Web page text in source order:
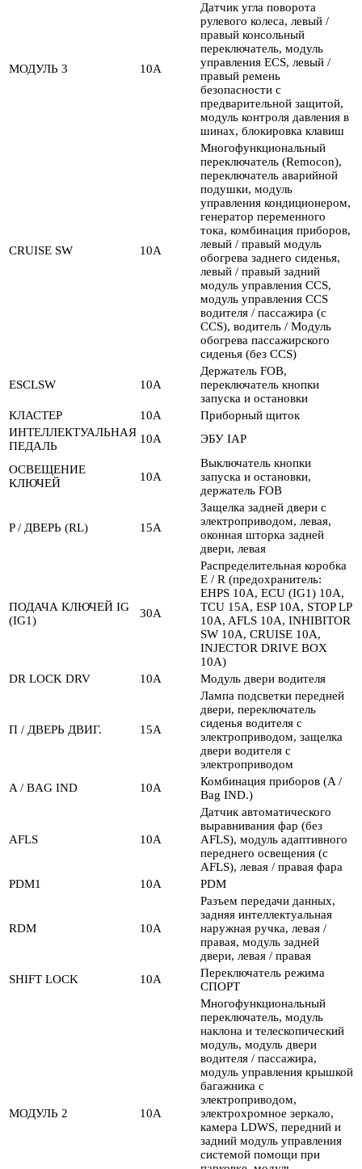
МОДУЛЬ 3 10А
Датчик угла поворота
рулевого колеса, левый /
правый консольный
переключатель, модуль
управления ECS, левый /
правый ремень
безопасности с
предварительной защитой,
модуль контроля давления в
шинах, блокировка клавиш
CRUISE SW 10А
Многофункциональный
переключатель (Remocon),
переключатель аварийной
подушки, модуль
управления кондиционером,
генератор переменного
тока, комбинация приборов,
левый / правый модуль
обогрева заднего сиденья,
левый / правый задний
модуль управления CCS,
модуль управления CCS
водителя / пассажира (с
CCS), водитель / Модуль
обогрева пассажирского
сиденья (без CCS)
ESCLSW 10А
Держатель FOB,
переключатель кнопки
запуска и остановки
КЛАСТЕР
10А
Приборный щиток
ИНТЕЛЛЕКТУАЛЬНАЯ
ПЕДАЛЬ
10А ЭБУ IAP
ОСВЕЩЕНИЕ
КЛЮЧЕЙ
10А
Выключатель кнопки
запуска и остановки,
держатель FOB
P / ДВЕРЬ (RL) 15А
Защелка задней двери с
электроприводом, левая,
оконная шторка задней
двери, левая
ПОДАЧА КЛЮЧЕЙ IG
(IG1)
30А
Распределительная коробка
E / R (предохранитель:
EHPS 10A, ECU (IG1) 10A,
TCU 15A, ESP 10A, STOP LP
10A, AFLS 10A, INHIBITOR
SW 10A, CRUISE 10A,
INJECTOR DRIVE BOX
10A)
DR LOCK DRV
10А Модуль двери водителя
П / ДВЕРЬ ДВИГ. 15А
Лампа подсветки передней
двери, переключатель
сиденья водителя с
электроприводом, защелка
двери водителя с
электроприводом
A / BAG IND
10А
Комбинация приборов (A /
Bag IND.)
AFLS 10А
Датчик автоматического
выравнивания фар (без
AFLS), модуль адаптивного
переднего освещения (с
AFLS), левая / правая фара
PDM1
10А PDM
RDM 10А
Разъем передачи данных,
задняя интеллектуальная
наружная ручка, левая /
правая, модуль задней
двери, левая / правая
SHIFT LOCK
10А
Переключатель режима
СПОРТ
МОДУЛЬ 2 10А
Многофункциональный
переключатель, модуль
наклона и телескопический
модуль, модуль двери
водителя / пассажира,
модуль управления крышкой
багажника с
электроприводом,
электрохромное зеркало,
камера LDWS, передний и
задний модуль управления
системой помощи при